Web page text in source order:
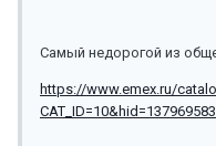
Самый недорогой из
https://www.emex.ru/
CAT_ID=10&hid=137969583